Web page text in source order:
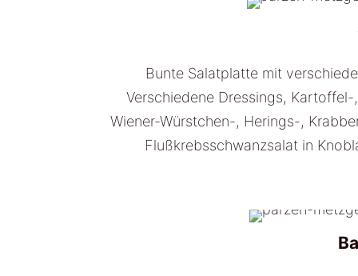
Bunte Salatplatte mit
Verschiedene Dressings,
Wiener-Würstchen-, Herings-,
Flußkrebsschwanzsalat in